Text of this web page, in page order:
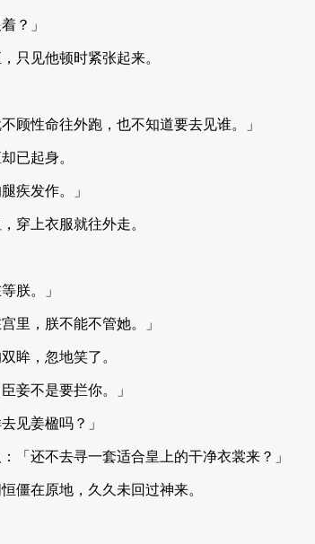
？」
只见他顿时紧张起来。
不顾性命往外跑，也不知道要去见谁。」
已起身。
疾发作。」
穿上衣服就往外走。
朕。」
里，朕不能不管她。」
眸，忽地笑了。
妾不是要拦你。」
见姜楹吗？」
「还不去寻一套适合皇上的干净衣裳来？」
僵在原地，久久未回过神来。